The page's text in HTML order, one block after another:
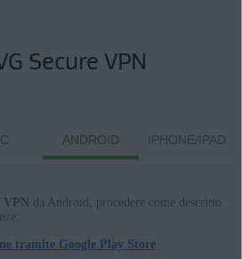
/ Pro / Enterprise / Education - 32/64
Pro / Enterprise - 32/64 bit
Secure VPN
ANDROID IPHONE/IPAD
VPN da Android, procedere come descritto
tramite Google Play Store